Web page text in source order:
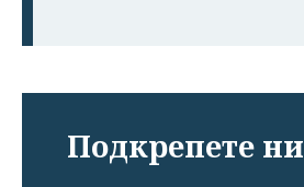
Подкрепете ни